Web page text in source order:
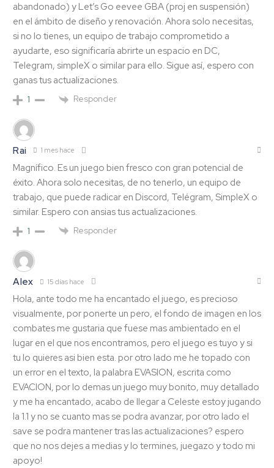
abandonado) y Let’s Go eevee GBA (proj en suspensión)
en el ámbito de diseño y renovación. Ahora solo necesitas,
si no lo tienes, un equipo de trabajo comprometido a
ayudarte, eso significaría abrirte un espacio en DC,
Telegram, simpleX o similar para ello. Sigue así, espero con
ganas tus actualizaciones.
1 Responder
Rai 1 mes hace
Magnífico. Es un juego bien fresco con gran potencial de
éxito. Ahora solo necesitas, de no tenerlo, un equipo de
trabajo, que puede radicar en Discord, Telégram, SimpleX o
similar. Espero con ansias tus actualizaciones.
1 Responder
Alex 15 días hace
Hola, ante todo me ha encantado el juego, es precioso
visualmente, por ponerte un pero, el fondo de imagen en los
combates me gustaria que fuese mas ambientado en el
lugar en el que nos encontramos, pero el juego es tuyo y si
tu lo quieres asi bien esta. por otro lado me he topado con
un error en el texto, la palabra EVASION, escrita como
EVACION, por lo demas un juego muy bonito, muy detallado
y me ha encantado, acabo de llegar a Celeste estoy jugando
la 1.1 y no se cuanto mas se podra avanzar, por otro lado el
save se podra mantener tras las actualizaciones? espero
que no nos dejes a medias y lo termines, juegazo y todo mi
apoyo!